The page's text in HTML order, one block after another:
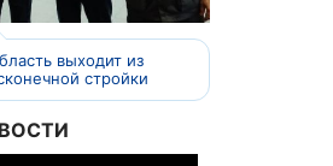
выходит из
стройки